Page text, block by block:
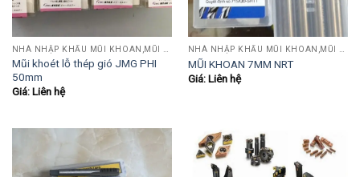
NHÀ NHẬP KHẨU MŨI KHOAN,MŨI TARO,MŨI TIỆN,MŨI PHAY....
Mũi khoét lỗ thép gió JMG PHI
50mm
Giá: Liên hệ
NHÀ NHẬP KHẨU MŨI KHOAN,MŨI TARO,MŨI TIỆN,MŨI PHAY....
MŨI KHOAN 7MM NRT
Giá: Liên hệ